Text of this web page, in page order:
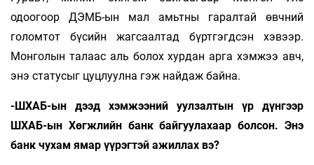
одоогоор ДЭМБ-ын мал амьтны гаралтай өвчний
голомтот бүсийн жагсаалтад бүртгэгдсэн хэвээр.
Монголын талаас аль болох хурдан арга хэмжээ авч,
энэ статусыг цуцлуулна гэж найдаж байна.
-ШХАБ-ын дээд хэмжээний уулзалтын үр дүнгээр
ШХАБ-ын Хөгжлийн банк байгуулахаар болсон. Энэ
банк чухам ямар үүрэгтэй ажиллах вэ?